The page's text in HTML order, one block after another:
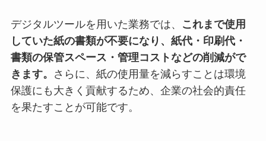
デジタルツールを用いた業務では、
これまで使用
していた紙の書類が不要になり、紙代・印刷代・
書類の保管スペース・管理コストなどの削減がで
きます。
さらに、紙の使用量を減らすことは環境
保護にも大きく貢献するため、企業の社会的責任
を果たすことが可能です。